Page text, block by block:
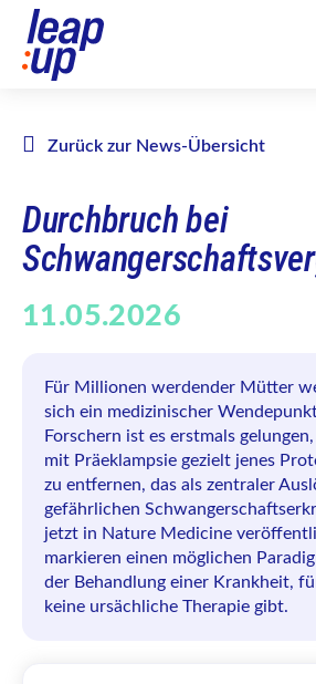
Zurück zur News-Übersicht
Durchbruch bei
Für Millionen werdender Mütter
sich ein medizinischer
Forschern ist es erstmals
mit Präeklampsie gezielt jenes
zu entfernen, das als zentraler
gefährlichen
jetzt in Nature Medicine
markieren einen möglichen
der Behandlung einer Krankheit,
keine ursächliche Therapie gibt.
11.05.2026